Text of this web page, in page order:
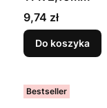
Cena
9,74 zł
Do koszyka
Bestseller